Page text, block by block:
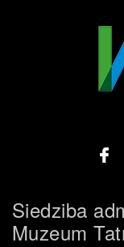
Siedziba
Muzeum